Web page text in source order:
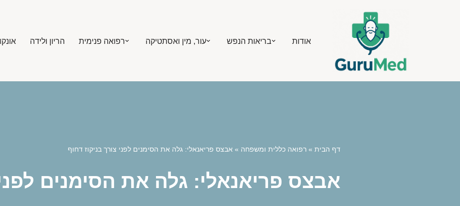
אודות בריאות הנפש עור, מין ואסתטיקה רפואה פנימית הריון ולידה
דף הבית » רפואה כללית ומשפחה » אבצס פריאנאלי: גלה את הסימנים לפני צורך בניקוז דחוף
אבצס פריאנאלי: גלה את הסימנים